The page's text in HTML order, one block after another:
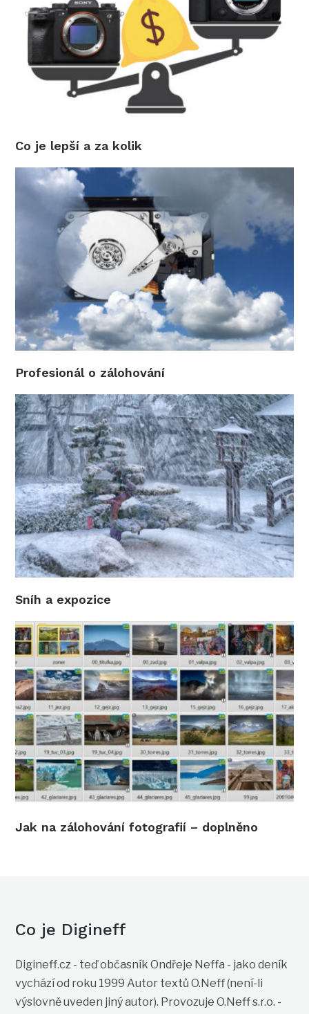
Co je lepší a za kolik
Profesionál o zálohování
Sníh a expozice
Jak na zálohování fotografií – doplněno
Co je Digineff
Digineff.cz - teď občasník Ondřeje Neffa - jako deník
vychází od roku 1999 Autor textů O.Neff (není-li
výslovně uveden jiný autor). Provozuje O.Neff s.r.o. -